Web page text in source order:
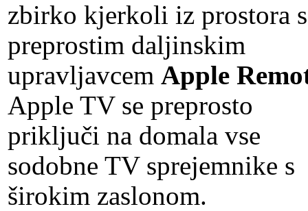
zbirko kjerkoli iz prostora s
preprostim daljinskim
upravljavcem Apple
Apple TV se preprosto
priključi na domala vse
sodobne TV sprejemnike s
širokim zaslonom.